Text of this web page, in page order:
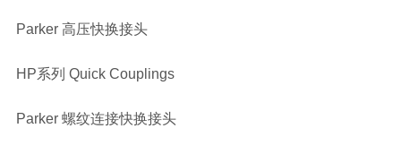
Parker 高压快换接头
HP系列 Quick Couplings
Parker 螺纹连接快换接头